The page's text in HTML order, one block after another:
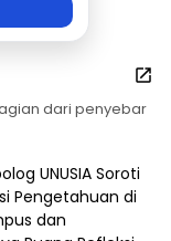
dari penyebar